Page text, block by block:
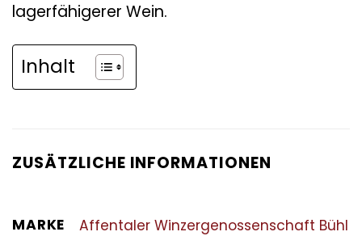
lagerfähigerer Wein.
Inhalt
ZUSÄTZLICHE INFORMATIONEN
MARKE Affentaler Winzergenossenschaft Bühl